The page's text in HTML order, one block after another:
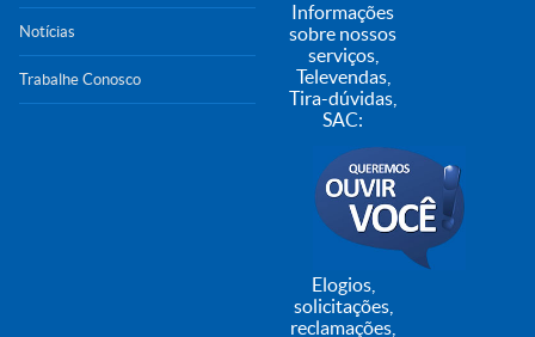
Notícias
Trabalhe Conosco
Informações
sobre nossos
serviços,
Televendas,
Tira-dúvidas,
SAC:
Elogios,
solicitações,
reclamações,